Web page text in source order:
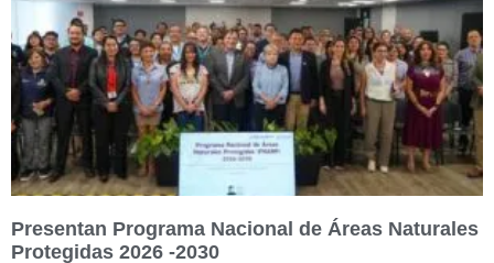
Presentan Programa Nacional de Áreas Naturales
Protegidas 2026 -2030